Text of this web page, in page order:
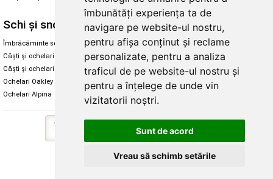
îmbunătăți experiența ta de
navigare pe website-ul nostru,
pentru afișa conținut și reclame
personalizate, pentru a analiza
traficul de pe website-ul nostru și
pentru a înțelege de unde vin
vizitatorii noștri.
Sunt de acord
Vreau să schimb setările
Enuff Skateboards
Schi și snowboard
Îmbrăcăminte schi și snowboard
Căști și ochelari de iarnă
Căști și ochelari Alpina
Ochelari Oakley
Ochelari Alpina
Diverse
Cum aleg rolele
Cum aleg ochelarii
Ochelari de soare Oakley
Ochelari de soare Alpina
Copyright © 2026 Skates.ro | SC Zmart Skating SRL